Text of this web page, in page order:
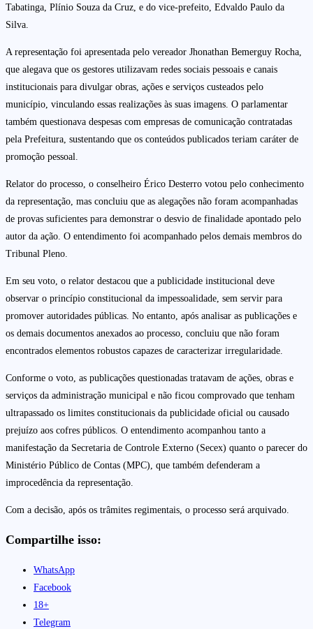
Tabatinga, Plínio Souza da Cruz, e do vice-prefeito, Edvaldo Paulo da
Silva.
A representação foi apresentada pelo vereador Jhonathan Bemerguy Rocha,
que alegava que os gestores utilizavam redes sociais pessoais e canais
institucionais para divulgar obras, ações e serviços custeados pelo
município, vinculando essas realizações às suas imagens. O parlamentar
também questionava despesas com empresas de comunicação contratadas
pela Prefeitura, sustentando que os conteúdos publicados teriam caráter de
promoção pessoal.
Relator do processo, o conselheiro Érico Desterro votou pelo conhecimento
da representação, mas concluiu que as alegações não foram acompanhadas
de provas suficientes para demonstrar o desvio de finalidade apontado pelo
autor da ação. O entendimento foi acompanhado pelos demais membros do
Tribunal Pleno.
Em seu voto, o relator destacou que a publicidade institucional deve
observar o princípio constitucional da impessoalidade, sem servir para
promover autoridades públicas. No entanto, após analisar as publicações e
os demais documentos anexados ao processo, concluiu que não foram
encontrados elementos robustos capazes de caracterizar irregularidade.
Conforme o voto, as publicações questionadas tratavam de ações, obras e
serviços da administração municipal e não ficou comprovado que tenham
ultrapassado os limites constitucionais da publicidade oficial ou causado
prejuízo aos cofres públicos. O entendimento acompanhou tanto a
manifestação da Secretaria de Controle Externo (Secex) quanto o parecer do
Ministério Público de Contas (MPC), que também defenderam a
improcedência da representação.
Com a decisão, após os trâmites regimentais, o processo será arquivado.
Compartilhe isso:
WhatsApp
Facebook
18+
Telegram